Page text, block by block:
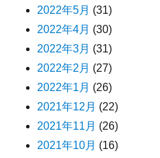
2022年5月 (31)
2022年4月 (30)
2022年3月 (31)
2022年2月 (27)
2022年1月 (26)
2021年12月 (22)
2021年11月 (26)
2021年10月 (16)